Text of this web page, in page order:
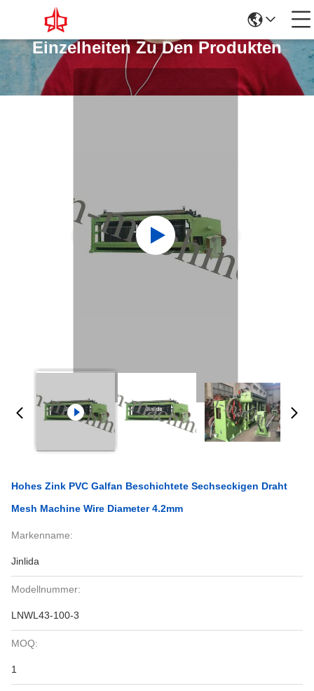
Einzelheiten Zu Den Produkten
Hohes Zink PVC Galfan Beschichtete Sechseckigen Draht
Mesh Machine Wire Diameter 4.2mm
Markenname:
Jinlida
Modellnummer:
LNWL43-100-3
MOQ:
1